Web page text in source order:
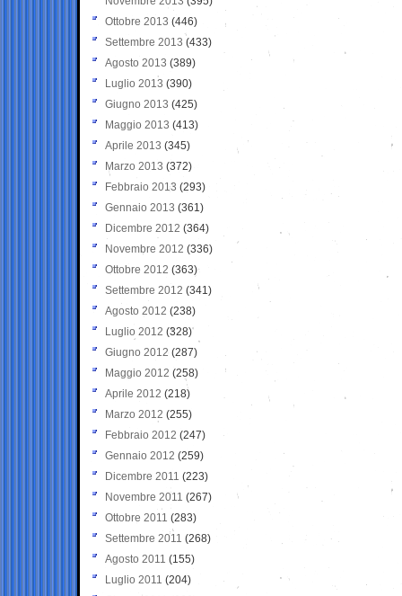
Ottobre 2013 (446)
Settembre 2013 (433)
Agosto 2013 (389)
Luglio 2013 (390)
Giugno 2013 (425)
Maggio 2013 (413)
Aprile 2013 (345)
Marzo 2013 (372)
Febbraio 2013 (293)
Gennaio 2013 (361)
Dicembre 2012 (364)
Novembre 2012 (336)
Ottobre 2012 (363)
Settembre 2012 (341)
Agosto 2012 (238)
Luglio 2012 (328)
Giugno 2012 (287)
Maggio 2012 (258)
Aprile 2012 (218)
Marzo 2012 (255)
Febbraio 2012 (247)
Gennaio 2012 (259)
Dicembre 2011 (223)
Novembre 2011 (267)
Ottobre 2011 (283)
Settembre 2011 (268)
Agosto 2011 (155)
Luglio 2011 (204)